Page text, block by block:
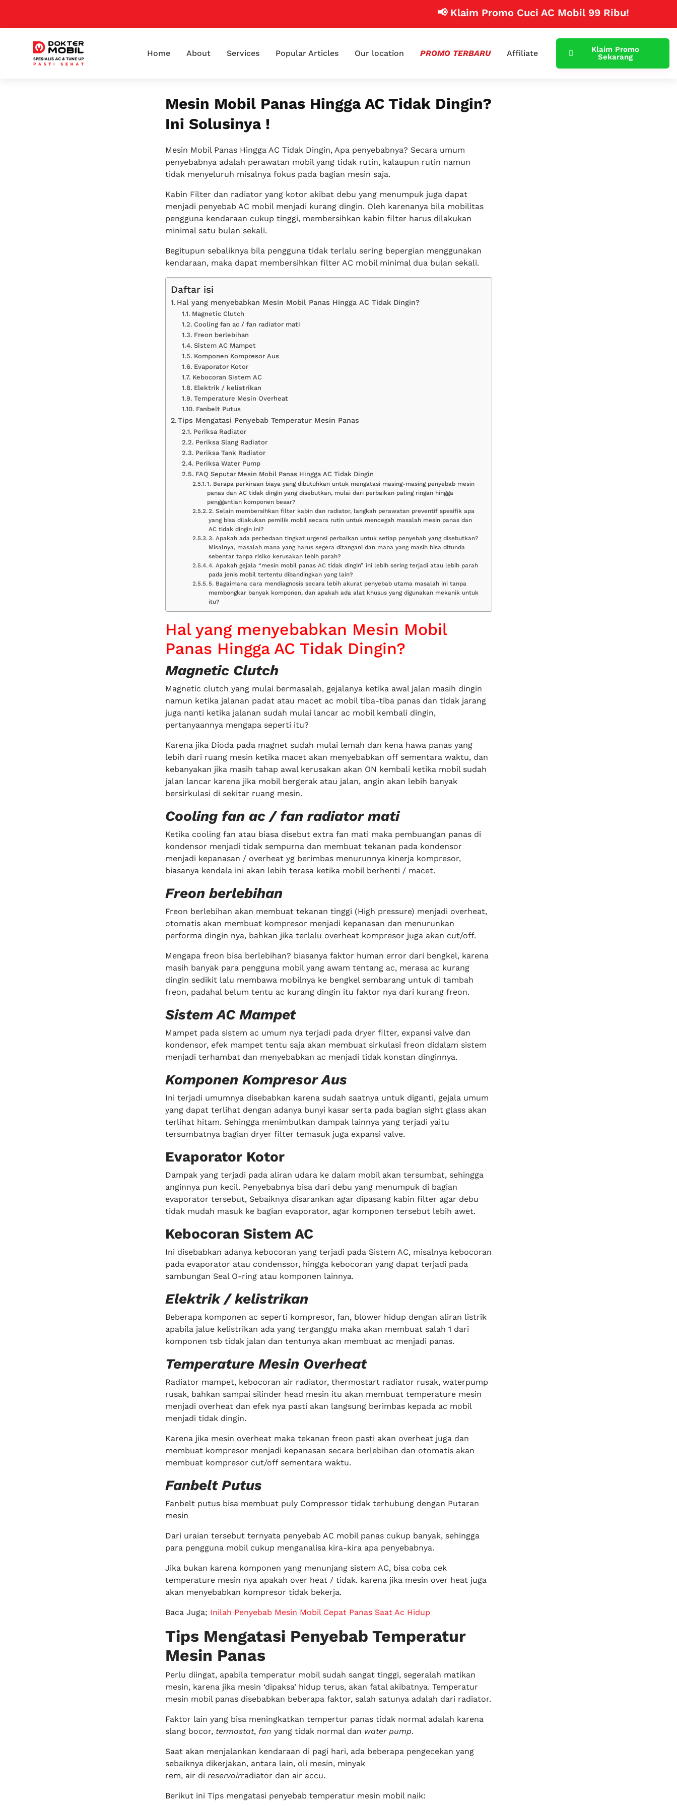
📢 Klaim Promo Cuci AC Mobil 99 Ribu! Klik Disini
Home About Services Popular Articles Our location PROMO TERBARU Affiliate
Klaim Promo
Sekarang
Mesin Mobil Panas Hingga AC Tidak Dingin?
Ini Solusinya !
Mesin Mobil Panas Hingga AC Tidak Dingin, Apa penyebabnya? Secara umum
penyebabnya adalah perawatan mobil yang tidak rutin, kalaupun rutin namun
tidak menyeluruh misalnya fokus pada bagian mesin saja.
Kabin Filter dan radiator yang kotor akibat debu yang menumpuk juga dapat
menjadi penyebab AC mobil menjadi kurang dingin. Oleh karenanya bila mobilitas
pengguna kendaraan cukup tinggi, membersihkan kabin filter harus dilakukan
minimal satu bulan sekali.
Begitupun sebaliknya bila pengguna tidak terlalu sering bepergian menggunakan
kendaraan, maka dapat membersihkan filter AC mobil minimal dua bulan sekali.
Daftar isi
Hal yang menyebabkan Mesin Mobil Panas Hingga AC Tidak Dingin?
Magnetic Clutch
Cooling fan ac / fan radiator mati
Freon berlebihan
Sistem AC Mampet
Komponen Kompresor Aus
Evaporator Kotor
Kebocoran Sistem AC
Elektrik / kelistrikan
Temperature Mesin Overheat
Fanbelt Putus
Tips Mengatasi Penyebab Temperatur Mesin Panas
Periksa Radiator
Periksa Slang Radiator
Periksa Tank Radiator
Periksa Water Pump
FAQ Seputar Mesin Mobil Panas Hingga AC Tidak Dingin
1. Berapa perkiraan biaya yang dibutuhkan untuk mengatasi masing-masing penyebab mesin
panas dan AC tidak dingin yang disebutkan, mulai dari perbaikan paling ringan hingga
penggantian komponen besar?
2. Selain membersihkan filter kabin dan radiator, langkah perawatan preventif spesifik apa
yang bisa dilakukan pemilik mobil secara rutin untuk mencegah masalah mesin panas dan
AC tidak dingin ini?
3. Apakah ada perbedaan tingkat urgensi perbaikan untuk setiap penyebab yang disebutkan?
Misalnya, masalah mana yang harus segera ditangani dan mana yang masih bisa ditunda
sebentar tanpa risiko kerusakan lebih parah?
4. Apakah gejala “mesin mobil panas AC tidak dingin” ini lebih sering terjadi atau lebih parah
pada jenis mobil tertentu dibandingkan yang lain?
5. Bagaimana cara mendiagnosis secara lebih akurat penyebab utama masalah ini tanpa
membongkar banyak komponen, dan apakah ada alat khusus yang digunakan mekanik untuk
itu?
Hal yang menyebabkan Mesin Mobil
Panas Hingga AC Tidak Dingin?
Magnetic Clutch
Magnetic clutch yang mulai bermasalah, gejalanya ketika awal jalan masih dingin
namun ketika jalanan padat atau macet ac mobil tiba-tiba panas dan tidak jarang
juga nanti ketika jalanan sudah mulai lancar ac mobil kembali dingin,
pertanyaannya mengapa seperti itu?
Karena jika Dioda pada magnet sudah mulai lemah dan kena hawa panas yang
lebih dari ruang mesin ketika macet akan menyebabkan off sementara waktu, dan
kebanyakan jika masih tahap awal kerusakan akan ON kembali ketika mobil sudah
jalan lancar karena jika mobil bergerak atau jalan, angin akan lebih banyak
bersirkulasi di sekitar ruang mesin.
Cooling fan ac / fan radiator mati
Ketika cooling fan atau biasa disebut extra fan mati maka pembuangan panas di
kondensor menjadi tidak sempurna dan membuat tekanan pada kondensor
menjadi kepanasan / overheat yg berimbas menurunnya kinerja kompresor,
biasanya kendala ini akan lebih terasa ketika mobil berhenti / macet.
Freon berlebihan
Freon berlebihan akan membuat tekanan tinggi (High pressure) menjadi overheat,
otomatis akan membuat kompresor menjadi kepanasan dan menurunkan
performa dingin nya, bahkan jika terlalu overheat kompresor juga akan cut/off.
Mengapa freon bisa berlebihan? biasanya faktor human error dari bengkel, karena
masih banyak para pengguna mobil yang awam tentang ac, merasa ac kurang
dingin sedikit lalu membawa mobilnya ke bengkel sembarang untuk di tambah
freon, padahal belum tentu ac kurang dingin itu faktor nya dari kurang freon.
Sistem AC Mampet
Mampet pada sistem ac umum nya terjadi pada dryer filter, expansi valve dan
kondensor, efek mampet tentu saja akan membuat sirkulasi freon didalam sistem
menjadi terhambat dan menyebabkan ac menjadi tidak konstan dinginnya.
Komponen Kompresor Aus
Ini terjadi umumnya disebabkan karena sudah saatnya untuk diganti, gejala umum
yang dapat terlihat dengan adanya bunyi kasar serta pada bagian sight glass akan
terlihat hitam. Sehingga menimbulkan dampak lainnya yang terjadi yaitu
tersumbatnya bagian dryer filter temasuk juga expansi valve.
Evaporator Kotor
Dampak yang terjadi pada aliran udara ke dalam mobil akan tersumbat, sehingga
anginnya pun kecil. Penyebabnya bisa dari debu yang menumpuk di bagian
evaporator tersebut, Sebaiknya disarankan agar dipasang kabin filter agar debu
tidak mudah masuk ke bagian evaporator, agar komponen tersebut lebih awet.
Kebocoran Sistem AC
Ini disebabkan adanya kebocoran yang terjadi pada Sistem AC, misalnya kebocoran
pada evaporator atau condenssor, hingga kebocoran yang dapat terjadi pada
sambungan Seal O-ring atau komponen lainnya.
Elektrik / kelistrikan
Beberapa komponen ac seperti kompresor, fan, blower hidup dengan aliran listrik
apabila jalue kelistrikan ada yang terganggu maka akan membuat salah 1 dari
komponen tsb tidak jalan dan tentunya akan membuat ac menjadi panas.
Temperature Mesin Overheat
Radiator mampet, kebocoran air radiator, thermostart radiator rusak, waterpump
rusak, bahkan sampai silinder head mesin itu akan membuat temperature mesin
menjadi overheat dan efek nya pasti akan langsung berimbas kepada ac mobil
menjadi tidak dingin.
Karena jika mesin overheat maka tekanan freon pasti akan overheat juga dan
membuat kompresor menjadi kepanasan secara berlebihan dan otomatis akan
membuat kompresor cut/off sementara waktu.
Fanbelt Putus
Fanbelt putus bisa membuat puly Compressor tidak terhubung dengan Putaran
mesin
Dari uraian tersebut ternyata penyebab AC mobil panas cukup banyak, sehingga
para pengguna mobil cukup menganalisa kira-kira apa penyebabnya.
Jika bukan karena komponen yang menunjang sistem AC, bisa coba cek
temperature mesin nya apakah over heat / tidak. karena jika mesin over heat juga
akan menyebabkan kompresor tidak bekerja.
Baca Juga; Inilah Penyebab Mesin Mobil Cepat Panas Saat Ac Hidup
Tips Mengatasi Penyebab Temperatur
Mesin Panas
Perlu diingat, apabila temperatur mobil sudah sangat tinggi, segeralah matikan
mesin, karena jika mesin ‘dipaksa’ hidup terus, akan fatal akibatnya. Temperatur
mesin mobil panas disebabkan beberapa faktor, salah satunya adalah dari radiator.
Faktor lain yang bisa meningkatkan tempertur panas tidak normal adalah karena
slang bocor, termostat, fan yang tidak normal dan water pump.
Saat akan menjalankan kendaraan di pagi hari, ada beberapa pengecekan yang
sebaiknya dikerjakan, antara lain, oli mesin, minyak
rem, air di reservoirradiator dan air accu.
Berikut ini Tips mengatasi penyebab temperatur mesin mobil naik: